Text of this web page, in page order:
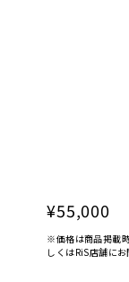
¥55,000
※価格は商品掲載
しくはRiS店舗にお